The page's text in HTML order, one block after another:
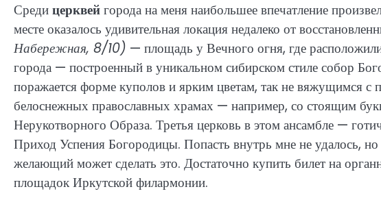
Средицерквейгорода на меня наибольшее впечатление
месте оказалось удивительная локация недалеко от
Набережная, 8/10) — площадь у Вечного огня, где
города — построенный в уникальном сибирском стиле собор
поражается форме куполов и ярким цветам, так не вяжущимся с
белоснежных православных храмах — например, со стоящим
Нерукотворного Образа. Третья церковь в этом ансамбле —
Приход Успения Богородицы. Попасть внутрь мне не удалось,
желающий может сделать это. Достаточно купить билет на
площадок Иркутской филармонии.